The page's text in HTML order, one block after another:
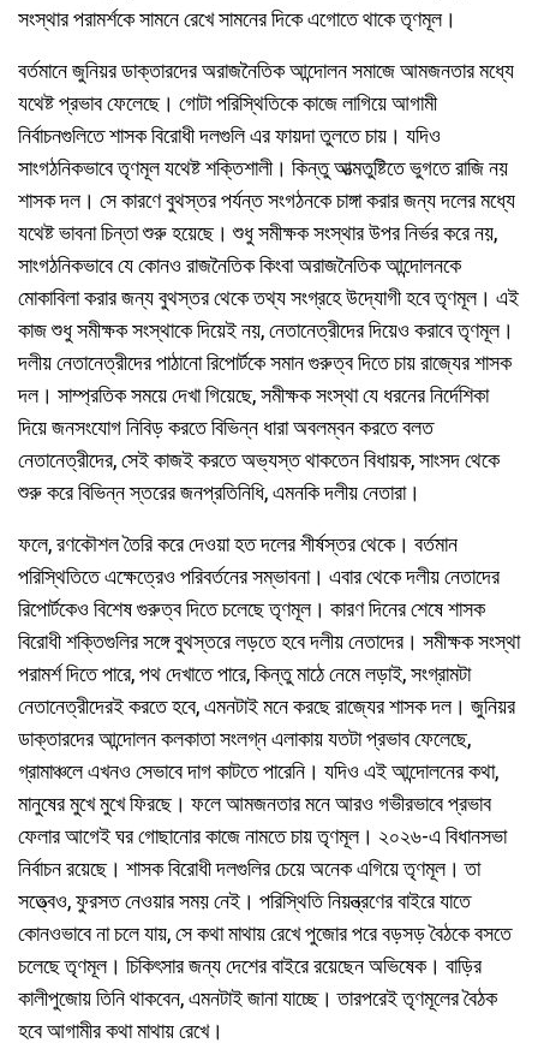
সংস্থার পরামর্শকে সামনে রেখে সামনের দিকে এগোতে থাকে তৃণমূল।
বর্তমানে জুনিয়র ডাক্তারদের অরাজনৈতিক আন্দোলন সমাজে আমজনতার মধ্যে
যথেষ্ট প্রভাব ফেলেছে। গোটা পরিস্থিতিকে কাজে লাগিয়ে আগামী
নির্বাচনগুলিতে শাসক বিরোধী দলগুলি এর ফায়দা তুলতে চায়। যদিও
সাংগঠনিকভাবে তৃণমূল যথেষ্ট শক্তিশালী। কিন্তু আত্মতুষ্টিতে ভুগতে রাজি নয়
শাসক দল। সে কারণে বুথস্তর পর্যন্ত সংগঠনকে চাঙ্গা করার জন্য দলের মধ্যে
যথেষ্ট ভাবনা চিন্তা শুরু হয়েছে। শুধু সমীক্ষক সংস্থার উপর নির্ভর করে নয়,
সাংগঠনিকভাবে যে কোনও রাজনৈতিক কিংবা অরাজনৈতিক আন্দোলনকে
মোকাবিলা করার জন্য বুথস্তর থেকে তথ্য সংগ্রহে উদ্যোগী হবে তৃণমূল। এই
কাজ শুধু সমীক্ষক সংস্থাকে দিয়েই নয়, নেতানেত্রীদের দিয়েও করাবে তৃণমূল।
দলীয় নেতানেত্রীদের পাঠানো রিপোর্টকে সমান গুরুত্ব দিতে চায় রাজ্যের শাসক
দল। সাম্প্রতিক সময়ে দেখা গিয়েছে, সমীক্ষক সংস্থা যে ধরনের নির্দেশিকা
দিয়ে জনসংযোগ নিবিড় করতে বিভিন্ন ধারা অবলম্বন করতে বলত
নেতানেত্রীদের, সেই কাজই করতে অভ্যস্ত থাকতেন বিধায়ক, সাংসদ থেকে
শুরু করে বিভিন্ন স্তরের জনপ্রতিনিধি, এমনকি দলীয় নেতারা।
ফলে, রণকৌশল তৈরি করে দেওয়া হত দলের শীর্ষস্তর থেকে। বর্তমান
পরিস্থিতিতে এক্ষেত্রেও পরিবর্তনের সম্ভাবনা। এবার থেকে দলীয় নেতাদের
রিপোর্টকেও বিশেষ গুরুত্ব দিতে চলেছে তৃণমূল। কারণ দিনের শেষে শাসক
বিরোধী শক্তিগুলির সঙ্গে বুথস্তরে লড়তে হবে দলীয় নেতাদের। সমীক্ষক সংস্থা
পরামর্শ দিতে পারে, পথ দেখাতে পারে, কিন্তু মাঠে নেমে লড়াই, সংগ্রামটা
নেতানেত্রীদেরই করতে হবে, এমনটাই মনে করছে রাজ্যের শাসক দল। জুনিয়র
ডাক্তারদের আন্দোলন কলকাতা সংলগ্ন এলাকায় যতটা প্রভাব ফেলেছে,
গ্রামাঞ্চলে এখনও সেভাবে দাগ কাটতে পারেনি। যদিও এই আন্দোলনের কথা,
মানুষের মুখে মুখে ফিরছে। ফলে আমজনতার মনে আরও গভীরভাবে প্রভাব
ফেলার আগেই ঘর গোছানোর কাজে নামতে চায় তৃণমূল। ২০২৬-এ বিধানসভা
নির্বাচন রয়েছে। শাসক বিরোধী দলগুলির চেয়ে অনেক এগিয়ে তৃণমূল। তা
সত্ত্বেও, ফুরসত নেওয়ার সময় নেই। পরিস্থিতি নিয়ন্ত্রণের বাইরে যাতে
কোনওভাবে না চলে যায়, সে কথা মাথায় রেখে পুজোর পরে বড়সড় বৈঠকে বসতে
চলেছে তৃণমূল। চিকিৎসার জন্য দেশের বাইরে রয়েছেন অভিষেক। বাড়ির
কালীপুজোয় তিনি থাকবেন, এমনটাই জানা যাচ্ছে। তারপরেই তৃণমূলের বৈঠক
হবে আগামীর কথা মাথায় রেখে।